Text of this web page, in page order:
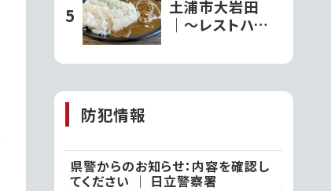
パリッとモチモチ
の極上チョコバ
土浦市大岩田
｜〜レストハウス
な公園を眺めな
牛すじカレー」
防犯情報
県警からのお知らせ：内容を確認し
てください ｜ 日立警察署